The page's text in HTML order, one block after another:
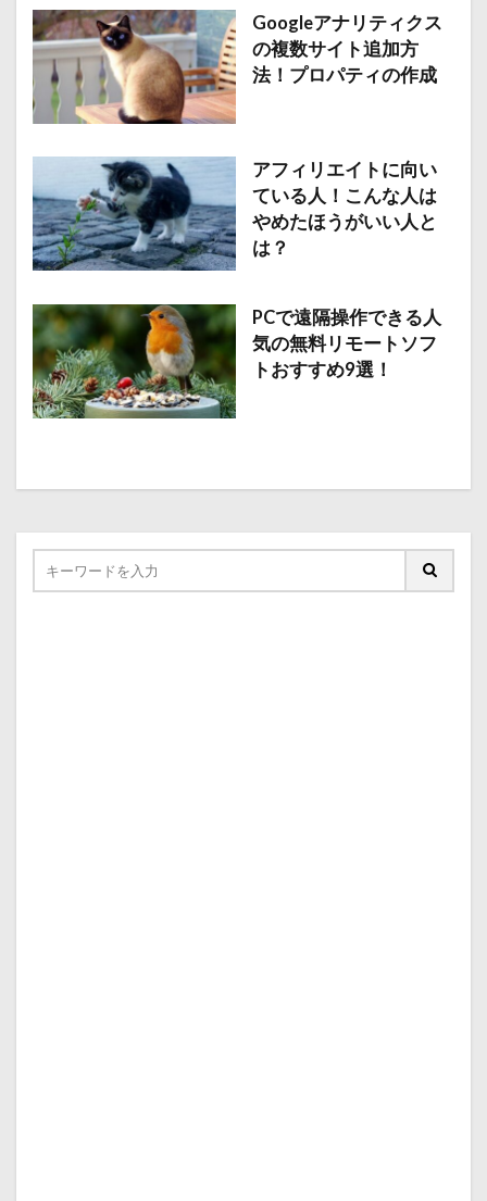
Googleアナリティクス
の複数サイト追加方
法！プロパティの作成
アフィリエイトに向い
ている人！こんな人は
やめたほうがいい人と
は？
PCで遠隔操作できる人
気の無料リモートソフ
トおすすめ9選！